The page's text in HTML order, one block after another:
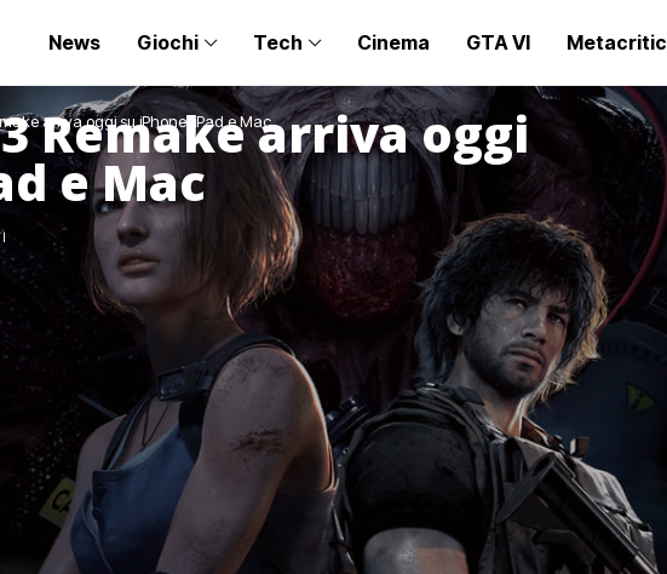
News Giochi Tech Cinema GTA VI Metacritic
arriva oggi su iPhone, iPad e Mac
Remake arriva oggi
e Mac